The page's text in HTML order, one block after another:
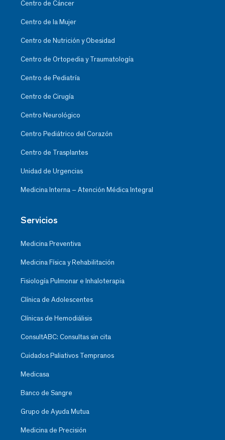
Centro de Cáncer
Centro de la Mujer
Centro de Nutrición y Obesidad
Centro de Ortopedia y Traumatología
Centro de Pediatría
Centro de Cirugía
Centro Neurológico
Centro Pediátrico del Corazón
Centro de Trasplantes
Unidad de Urgencias
Medicina Interna – Atención Médica Integral
Servicios
Medicina Preventiva
Medicina Física y Rehabilitación
Fisiología Pulmonar e Inhaloterapia
Clínica de Adolescentes
Clínicas de Hemodiálisis
ConsultABC: Consultas sin cita
Cuidados Paliativos Tempranos
Medicasa
Banco de Sangre
Grupo de Ayuda Mutua
Medicina de Precisión